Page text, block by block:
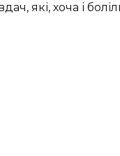
які, хоча і